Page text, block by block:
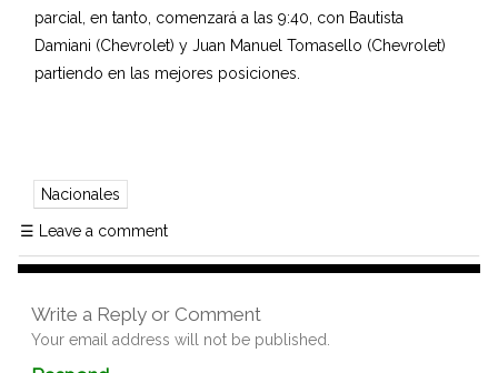
parcial, en tanto, comenzará a las 9:40, con Bautista
Damiani (Chevrolet) y Juan Manuel Tomasello (Chevrolet)
partiendo en las mejores posiciones.
Nacionales
☰ Leave a comment
Write a Reply or Comment
Your email address will not be published.